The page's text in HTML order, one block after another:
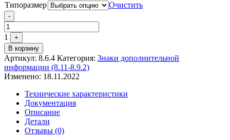
Типоразмер
Очистить
Quantity
-
1
+
В корзину
Артикул: 8.6.4 Категория: Знаки дополнительной
информации (8.11-8.9.2)
Изменено: 18.11.2022
Технические характеристики
Документация
Описание
Детали
Отзывы (0)